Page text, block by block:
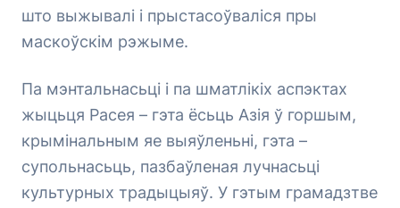
што выжывалі і прыстасоўваліся пры
маскоўскім рэжыме.
Па мэнтальнасьці і па шматлікіх аспэктах
жыцьця Расея – гэта ёсьць Азія ў горшым,
крымінальным яе выяўленьні, гэта –
супольнасьць, пазбаўленая лучнасьці
культурных традыцыяў. У гэтым грамадзтве